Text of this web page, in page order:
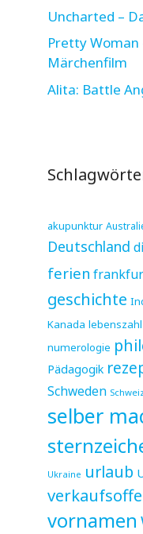
Uncharted –
Pretty Woman
Märchenfilm
Alita: Battle
akupunktur
Deutschland
ferien
geschichte
Kanada lebenszahl
numerologie
Pädagogik
Schweden
selber
Ukraine urlaub
vornamen